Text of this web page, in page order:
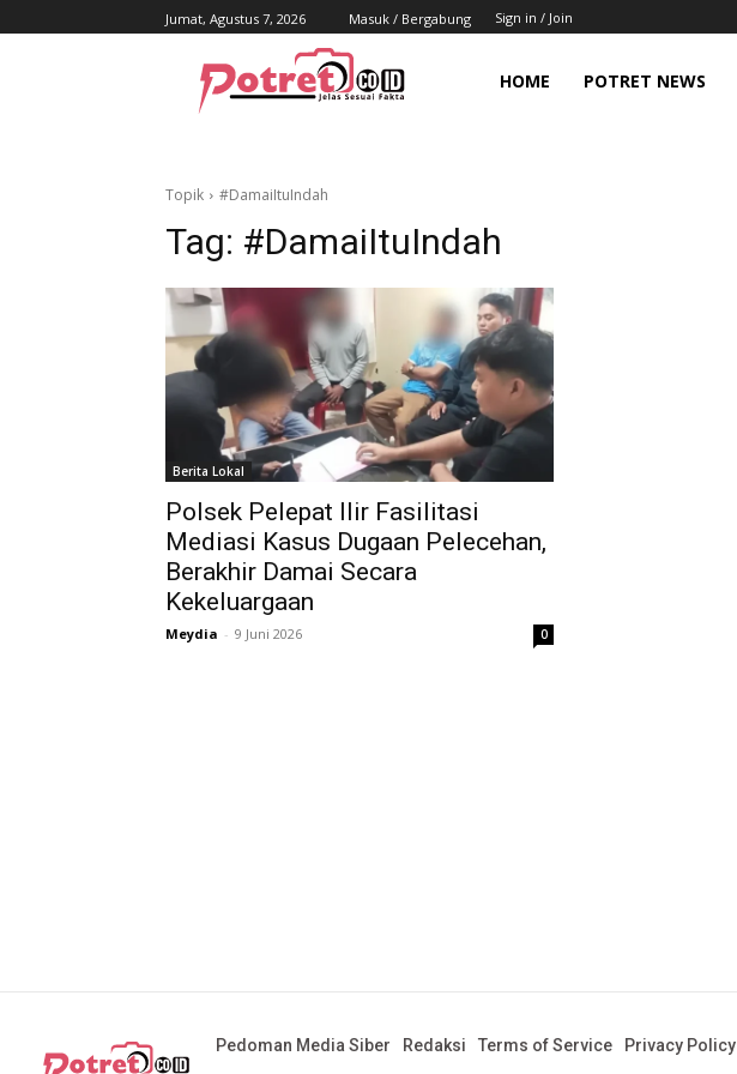
Jumat, Agustus 7, 2026 Masuk / Bergabung Sign in / Join
HOME POTRET NEWS
Topik #DamaiItuIndah
Tag: #DamaiItuIndah
Berita Lokal
Polsek Pelepat Ilir Fasilitasi
Mediasi Kasus Dugaan Pelecehan,
Berakhir Damai Secara
Kekeluargaan
Meydia - 9 Juni 2026 0
Pedoman Media Siber Redaksi Terms of Service Privacy Policy